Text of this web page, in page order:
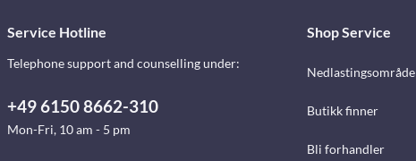
Service Hotline
Telephone support and counselling under:
+49 6150 8662-310
Mon-Fri, 10 am - 5 pm
Shop Service
Nedlastingsområde
Butikk finner
Bli forhandler